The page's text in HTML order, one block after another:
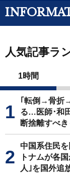
人気記事ラ
1時間
｢転倒→骨折
る…医師･和
断捨離すべ
中国系住民
トナムが各
人｣を国外追